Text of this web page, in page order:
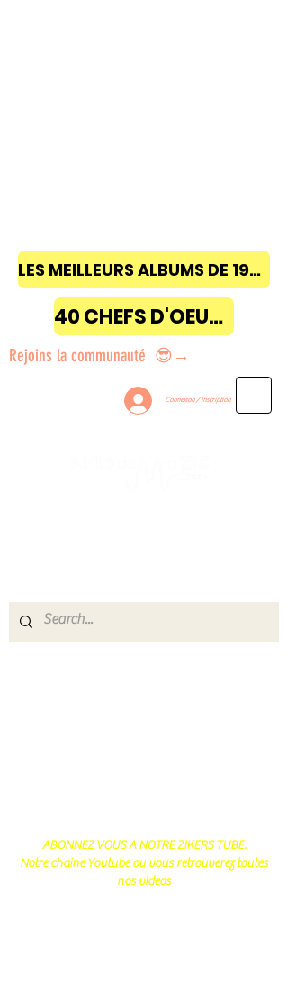
LES MEILLEURS ALBUMS DE 1968 à 2018
40 CHEFS D'OEUVRE
Rejoins la communauté 😎→
Connexion / Inscription
ABONNEZ VOUS A NOTRE ZIKERS TUBE.
Notre chaine Youtube ou vous retrouverez toutes
nos videos